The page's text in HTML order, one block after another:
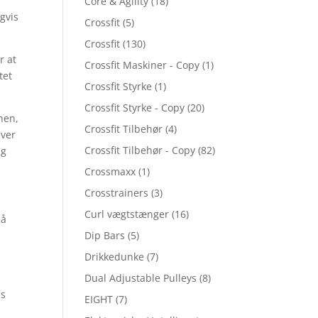
at
Crossfit (5)
Crossfit (130)
Crossfit Maskiner - Copy (1)
Crossfit Styrke (1)
Crossfit Styrke - Copy (20)
Crossfit Tilbehør (4)
Crossfit Tilbehør - Copy (82)
Crossmaxx (1)
Crosstrainers (3)
Curl vægtstænger (16)
Dip Bars (5)
Drikkedunke (7)
Dual Adjustable Pulleys (8)
EIGHT (7)